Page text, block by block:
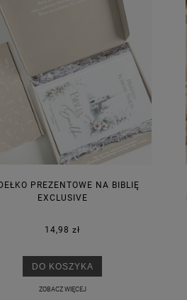
PREZENTOWE NA BIBLIĘ
EXCLUSIVE
14,98 zł
DO KOSZYKA
ZOBACZ WIĘCEJ